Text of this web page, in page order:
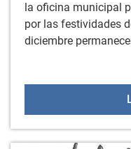
la oficina municipal
por las festividades
diciembre